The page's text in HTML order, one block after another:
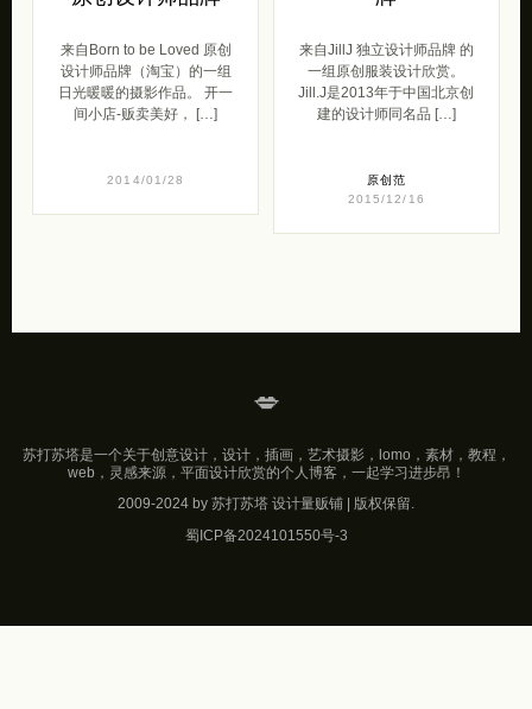
来自Born to be Loved 原创
设计师品牌（淘宝）的一组
日光暖暖的摄影作品。 开一
间小店-贩卖美好， […]
2014/01/28
来自JillJ 独立设计师品牌 的
一组原创服装设计欣赏。
Jill.J是2013年于中国北京创
建的设计师同名品 […]
原创范
2015/12/16
💋
苏打苏塔是一个关于创意设计，设计，插画，艺术摄影，lomo，素材，教程，
web，灵感来源，平面设计欣赏的个人博客，一起学习进步昂！
2009-2024 by 苏打苏塔 设计量贩铺 | 版权保留.
蜀ICP备2024101550号-3